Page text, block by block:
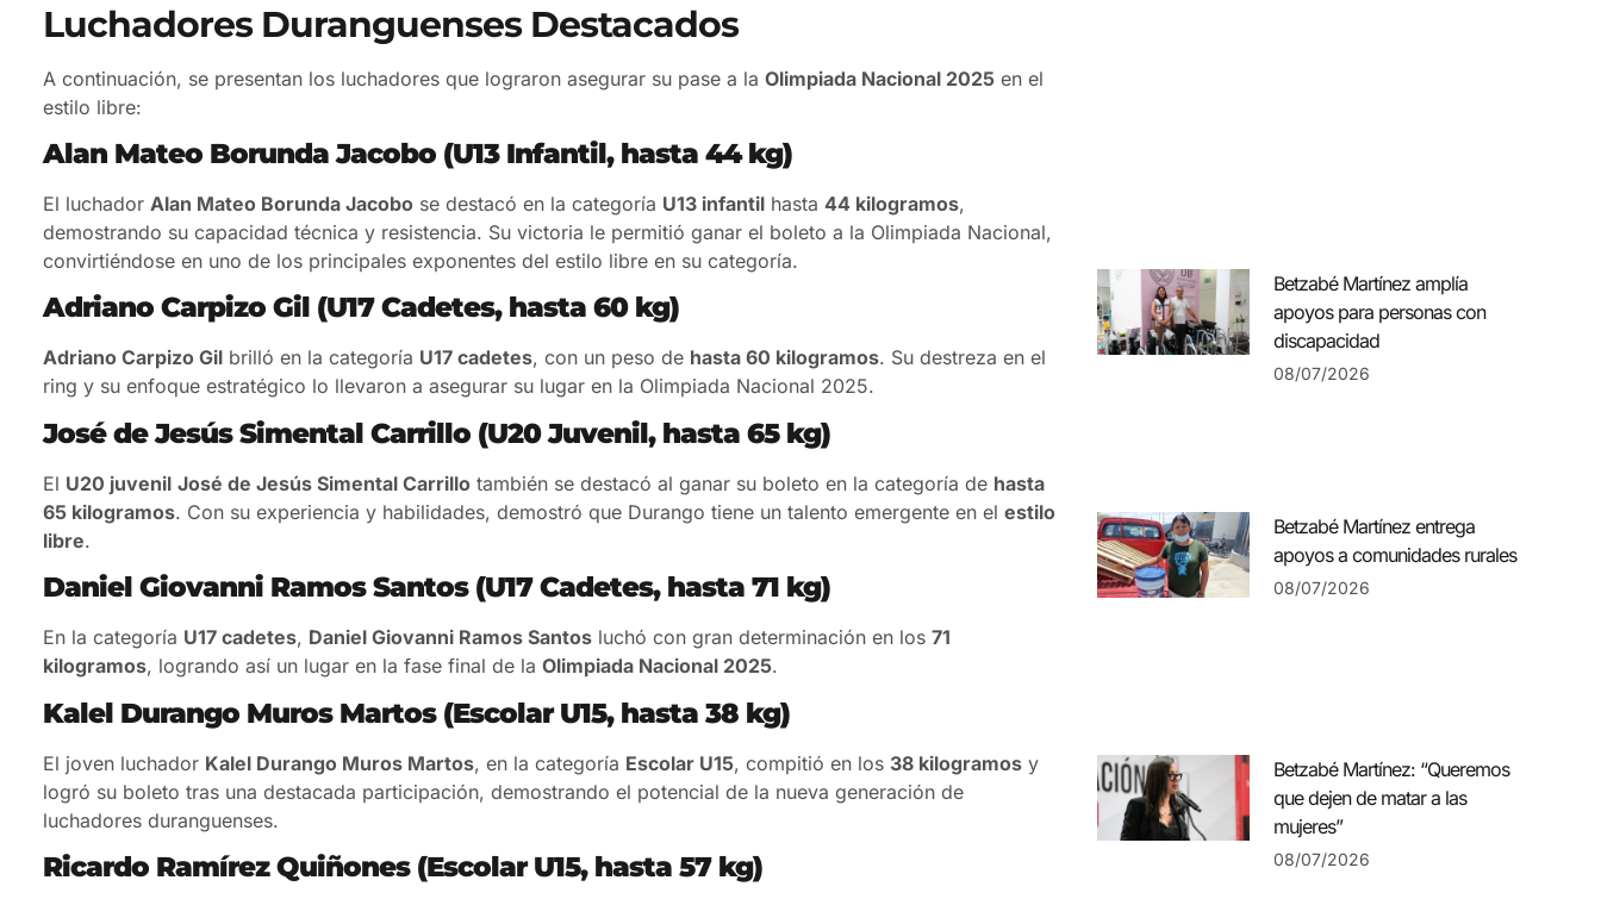
Luchadores Duranguenses Destacados
A continuación, se presentan los luchadores que lograron asegurar su pase a la Olimpiada Nacional 2025 en el
estilo libre:
Alan Mateo Borunda Jacobo (U13 Infantil, hasta 44 kg)
El luchador Alan Mateo Borunda Jacobo se destacó en la categoría U13 infantil hasta 44 kilogramos,
demostrando su capacidad técnica y resistencia. Su victoria le permitió ganar el boleto a la Olimpiada Nacional,
convirtiéndose en uno de los principales exponentes del estilo libre en su categoría.
Adriano Carpizo Gil (U17 Cadetes, hasta 60 kg)
Adriano Carpizo Gil brilló en la categoría U17 cadetes, con un peso de hasta 60 kilogramos. Su destreza en el
ring y su enfoque estratégico lo llevaron a asegurar su lugar en la Olimpiada Nacional 2025.
José de Jesús Simental Carrillo (U20 Juvenil, hasta 65 kg)
El U20 juvenil José de Jesús Simental Carrillo también se destacó al ganar su boleto en la categoría de hasta
65 kilogramos. Con su experiencia y habilidades, demostró que Durango tiene un talento emergente en el estilo
libre.
Daniel Giovanni Ramos Santos (U17 Cadetes, hasta 71 kg)
En la categoría U17 cadetes, Daniel Giovanni Ramos Santos luchó con gran determinación en los 71
kilogramos, logrando así un lugar en la fase final de la Olimpiada Nacional 2025.
Kalel Durango Muros Martos (Escolar U15, hasta 38 kg)
El joven luchador Kalel Durango Muros Martos, en la categoría Escolar U15, compitió en los 38 kilogramos y
logró su boleto tras una destacada participación, demostrando el potencial de la nueva generación de
luchadores duranguenses.
Ricardo Ramírez Quiñones (Escolar U15, hasta 57 kg)
Betzabé Martínez amplía
apoyos para personas con
discapacidad
08/07/2026
Betzabé Martínez entrega
apoyos a comunidades rurales
08/07/2026
Betzabé Martínez: “Queremos
que dejen de matar a las
mujeres”
08/07/2026